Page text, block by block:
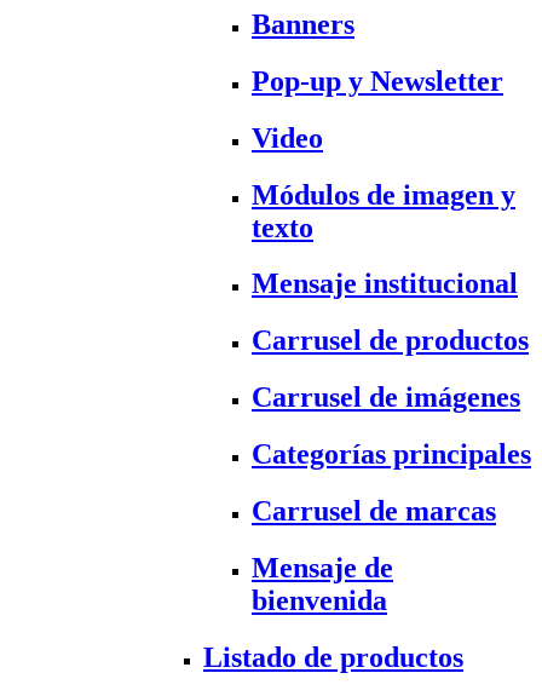
Banners
Pop-up y Newsletter
Video
Módulos de imagen y
texto
Mensaje institucional
Carrusel de productos
Carrusel de imágenes
Categorías principales
Carrusel de marcas
Mensaje de
bienvenida
Listado de productos